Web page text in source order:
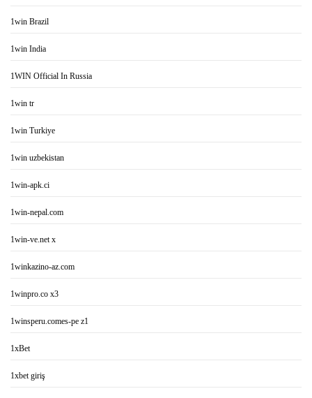
1win Brazil
1win India
1WIN Official In Russia
1win tr
1win Turkiye
1win uzbekistan
1win-apk.ci
1win-nepal.com
1win-ve.net x
1winkazino-az.com
1winpro.co x3
1winsperu.comes-pe z1
1xBet
1xbet giriş